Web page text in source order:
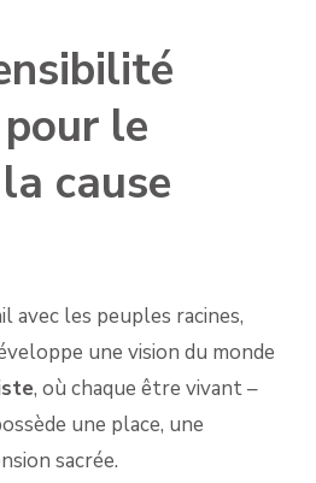
le
cause
avec les peuples racines,
une vision du monde
, où chaque être vivant –
une place, une
sacrée.